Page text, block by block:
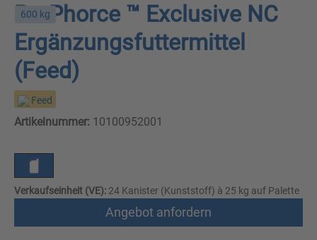
600 kg
ProPhorce ™ Exclusive NC
Ergänzungsfuttermittel
(Feed)
Feed
Artikelnummer: 10100952001
Verkaufseinheit (VE): 24 Kanister (Kunststoff) à 25 kg auf Palette
Angebot anfordern